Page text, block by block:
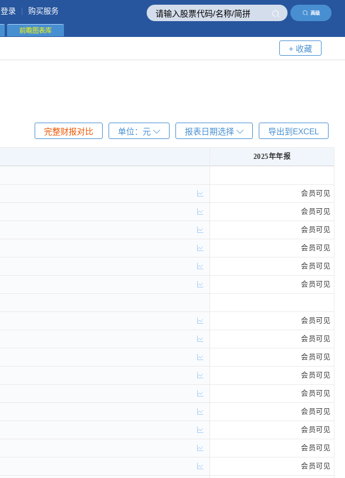
高级
登录 购买服务
前瞻图表库
+ 收藏
导出到EXCEL
报表日期选择
单位： 元
完整财报对比
2025年年报
会员可见
会员可见
会员可见
会员可见
会员可见
会员可见
会员可见
会员可见
会员可见
会员可见
会员可见
会员可见
会员可见
会员可见
会员可见